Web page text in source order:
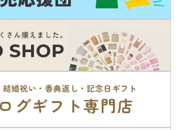
結婚祝い・香典返し・記念日ギフト
グギフト専門店